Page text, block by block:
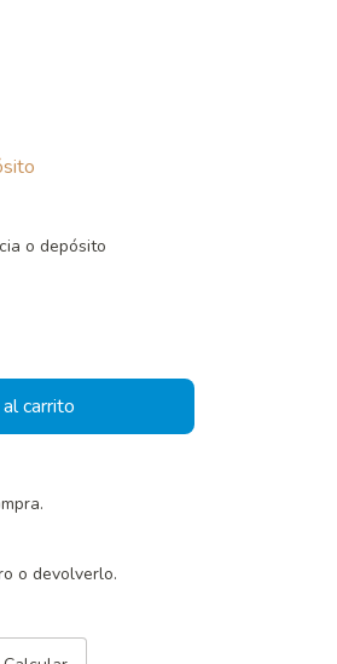
o depósito
o devolverlo.